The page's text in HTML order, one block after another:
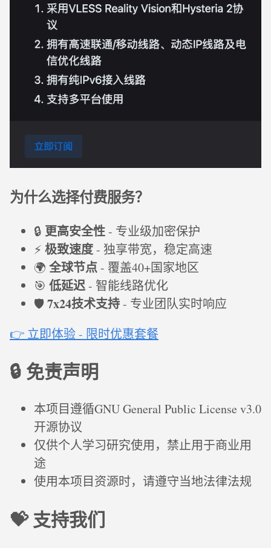
为什么选择付费服务？
🔒 更高安全性- 专业级加密保护
⚡ 极致速度- 独享带宽，稳定高速
🌍 全球节点- 覆盖40+国家地区
🎯 低延迟- 智能线路优化
🛡️7x24技术支持- 专业团队实时响应
👉 立即体验 - 限时优惠套餐
🔒 免责声明
本项目遵循GNU General Public License v3.0
开源协议
仅供个人学习研究使用，禁止用于商业用
途
使用本项目资源时，请遵守当地法律法规
💝 支持我们